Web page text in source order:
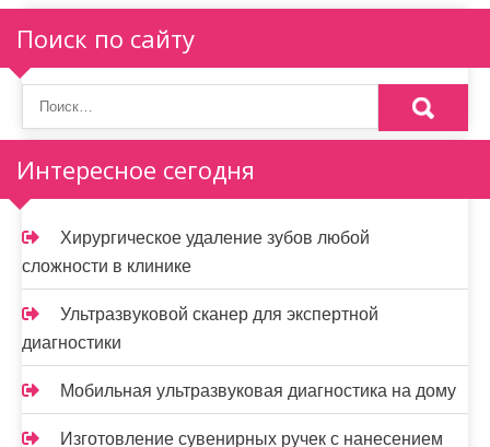
Поиск по сайту
Интересное сегодня
Хирургическое удаление зубов любой
сложности в клинике
Ультразвуковой сканер для экспертной
диагностики
Мобильная ультразвуковая диагностика на дому
Изготовление сувенирных ручек с нанесением